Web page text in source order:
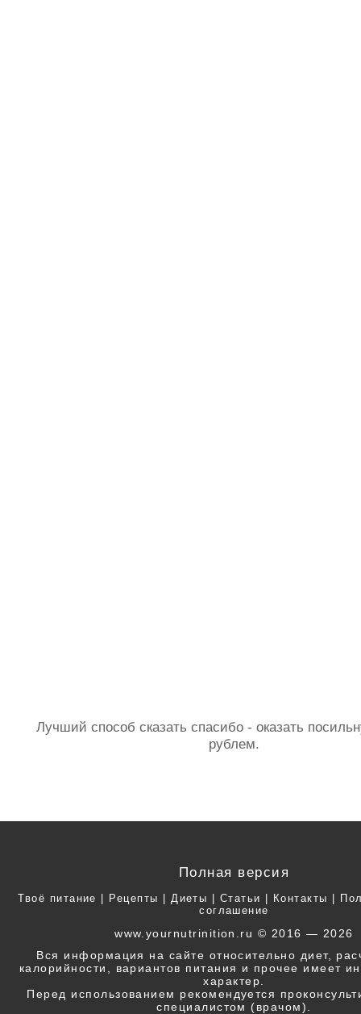
Лучший способ сказать спасибо - оказать
рублем.
Полная версия
Твоё питание | Рецепты | Диеты | Статьи | Контакты |
соглашение
www.yournutrinition.ru © 2016 — 2026
Вся информация на сайте относительно диет,
калорийности, вариантов питания и прочее имеет
характер.
Перед использованием рекомендуется
специалистом (врачом).